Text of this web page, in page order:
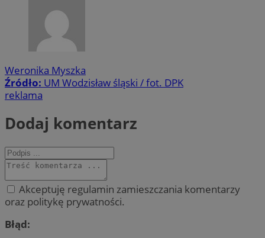
Weronika Myszka
Źródło: UM Wodzisław śląski / fot. DPK
reklama
Dodaj komentarz
Akceptuję regulamin zamieszczania komentarzy
oraz politykę prywatności.
Błąd: